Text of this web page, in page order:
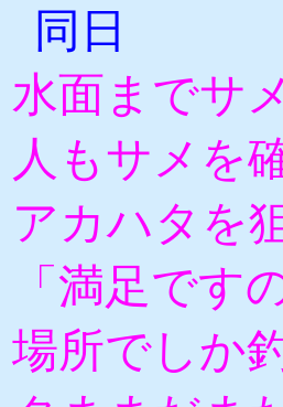
同日
水面までサ
人もサメを
アカハタを
「満足です
場所でしか